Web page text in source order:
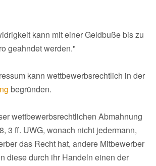
kann mit einer Geldbuße bis zu
geahndet werden."
kann wettbewerbsrechtlich in der
begründen.
wettbewerbsrechtlichen Abmahnung
3 ff. UWG, wonach nicht jedermann,
das Recht hat, andere Mitbewerber
diese durch ihr Handeln einen der